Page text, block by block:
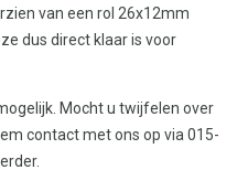
van een rol 26x12mm
dus direct klaar is voor
Mocht u twijfelen over
contact met ons op via 015-